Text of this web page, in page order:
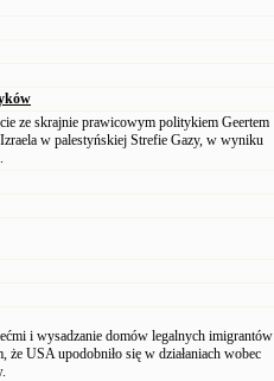
ze skrajnie prawicowym politykiem Geertem
w palestyńskiej Strefie Gazy, w wyniku
i wysadzanie domów legalnych imigrantów
USA upodobniło się w działaniach wobec